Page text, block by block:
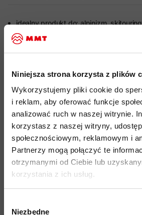
Niniejsza strona korzysta z plików
Wykorzystujemy pliki cookie do
i reklam, aby oferować funkcje
analizować ruch w naszej witrynie.
korzystasz z naszej witryny,
społecznościowym, reklamowym i
Partnerzy mogą połączyć te
otrzymanymi od Ciebie lub
korzystania z ich usług.
Niezbędne
idealny produkt do: alpinizm,
wspinaczka, via ferrata
lekki i wysoce elastyczny materiał
pochodzącego z recyklingu
Polartec Power Gridoptymalizuje i
posiada doskonałe właściwości
szybko schnie i poprawia
materiał o drobnej strukturze "wafla"
wilgoć i przenosi ją na powierzchnię
szybszego odparowania, dzięki
szybkość schnięcia i zapobiega
aktywności fizycznej
suwaka